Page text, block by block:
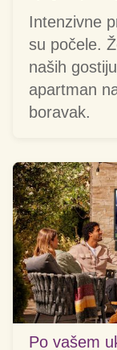
Intenzivne
su počele.
naših
apartman
boravak.
Po vašem